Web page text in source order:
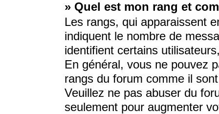
» Quel est mon rang et
Les rangs, qui apparaissent
indiquent le nombre de
identifient certains
En général, vous ne pouvez
rangs du forum comme il
Veuillez ne pas abuser du
seulement pour augmenter